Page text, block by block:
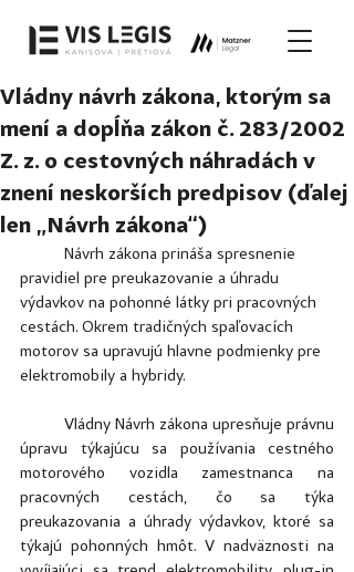
Vládny návrh zákona, ktorým sa
mení a dopĺňa zákon č. 283/2002
Z. z. o cestovných náhradách v
znení neskorších predpisov (ďalej
len „Návrh zákona“)
pravidiel pre preukazovanie a úhradu
výdavkov na pohonné látky pri pracovných
cestách. Okrem tradičných spaľovacích
motorov sa upravujú hlavne podmienky pre
elektromobily a hybridy.
úpravu týkajúcu sa používania cestného
motorového vozidla zamestnanca na
pracovných cestách, čo sa týka
preukazovania a úhrady výdavkov, ktoré sa
týkajú pohonných hmôt. V nadväznosti na